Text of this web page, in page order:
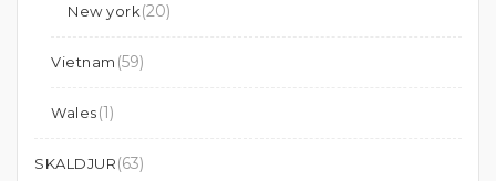
New york(20)
Vietnam (59)
Wales(1)
SKALDJUR(63)